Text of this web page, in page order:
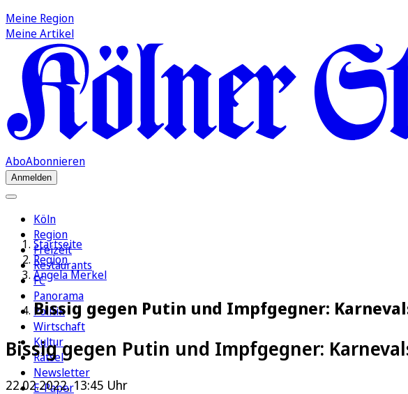
Meine Region
Meine Artikel
AboAbonnieren
Anmelden
Köln
Region
Freizeit
Restaurants
FC
Panorama
Politik
Wirtschaft
Kultur
Rätsel
Newsletter
E-Paper
Startseite
Region
Angela Merkel
Bissig gegen Putin und Impfgegner:
Bissig gegen Putin und Impfgegner:
22.02.2022, 13:45 Uhr